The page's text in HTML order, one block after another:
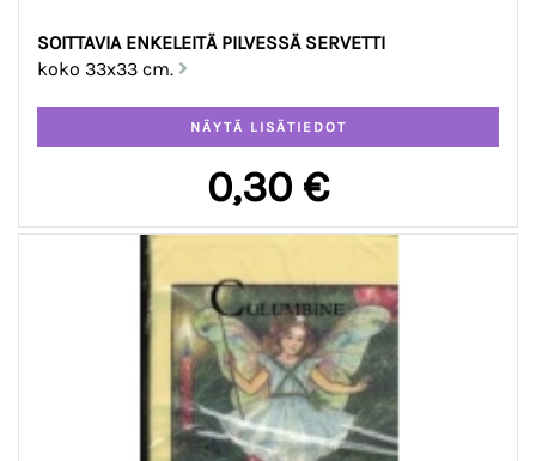
SOITTAVIA ENKELEITÄ PILVESSÄ SERVETTI
koko 33x33 cm.
0,30 €